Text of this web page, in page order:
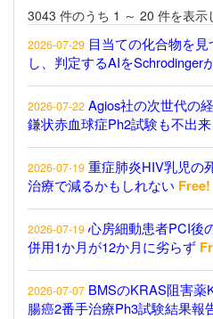
3043 件のうち 1 ～ 20 件を表示
2026-07-29 目当ての化合物を
し、判定するAIをSchrodinger
2026-07-22 Agios社の次世代の
鎌状赤血球症Ph2試験も不出来
2026-07-19 重症肺炎HIV乳児の
治療で減るかもしれない Free!
2026-07-19 心房細動患者PCI後
併用1か月が12か月に劣らず
2026-07-07 BMSのKRAS阻害薬
腸癌2番手治療Ph3試験結果報